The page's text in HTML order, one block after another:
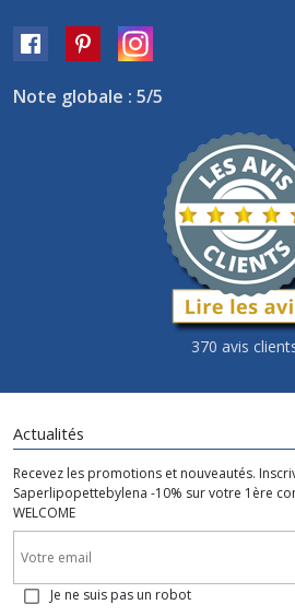
Note globale : 5/5
370 avis
Actualités
Recevez les promotions et nouveautés.
Saperlipopettebylena -10% sur votre 1ère
WELCOME
Je ne suis pas un robot